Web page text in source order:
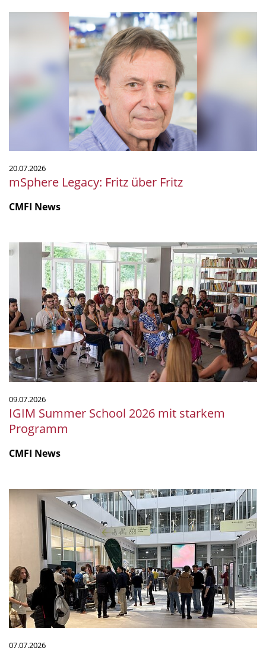
Fritz
20.07.2026
mSphere Legacy: Fritz über Fritz
CMFI News
IGIM
Summer
mit
starkem
Programm
09.07.2026
IGIM Summer School 2026 mit starkem
Programm
CMFI News
Das
BIOML-
Symposium
Tübingen
07.07.2026